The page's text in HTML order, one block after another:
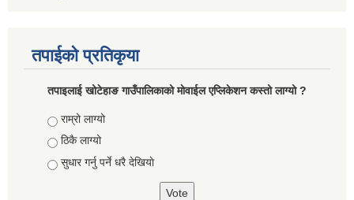
तपाईको प्रतिकृया
तपाइलाई खोटेहाङ गाउँपालिकाको माेवाईल एप्लिकेशन कस्तो लाग्यो ?
Choices
राम्रो लाग्यो
ठिकै लाग्यो
सुधार गर्नु पर्ने धरै देखियाे